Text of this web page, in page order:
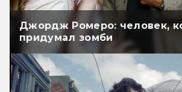
Джордж Ромеро: человек,
придумал зомби